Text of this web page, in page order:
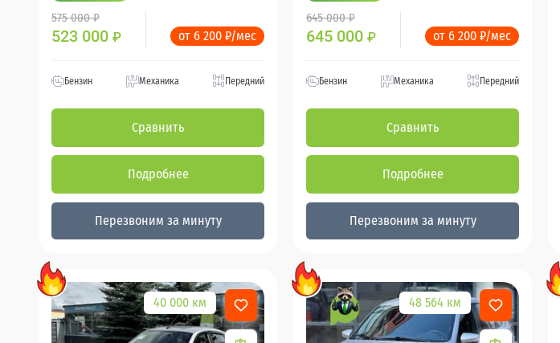
575 000 ₽
523 000 ₽ от 6 200 ₽/мес
Бензин Механика Передний
Сравнить
Подробнее
Перезвоним за минуту
645 000 ₽
645 000 ₽ от 6 200 ₽/мес
Бензин Механика Передний
Сравнить
Подробнее
Перезвоним за минуту
40 000 км 48 564 км